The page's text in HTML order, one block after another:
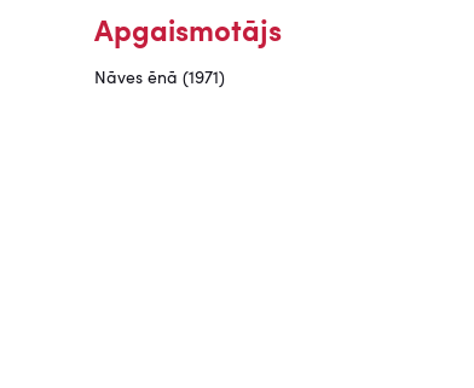
Apgaismotājs
Nāves ēnā (1971)